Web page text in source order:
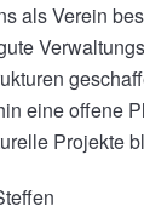
als Verein
eine offene
Projekte